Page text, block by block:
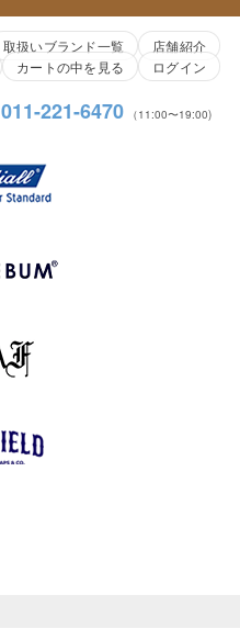
取扱いブランド一覧
店舗紹介
カートの中を見る ログイン
011-221-6470 （11:00〜19:00)